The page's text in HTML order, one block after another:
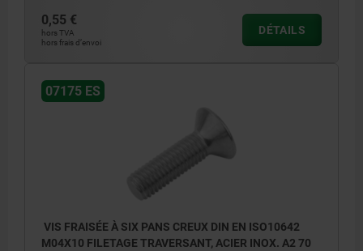
0,55 €
hors TVA
hors frais d’envoi
DÉTAILS
07175 ES
VIS FRAISÉE À SIX PANS CREUX DIN EN ISO10642
M04X10 FILETAGE TRAVERSANT, ACIER INOX. A2 70